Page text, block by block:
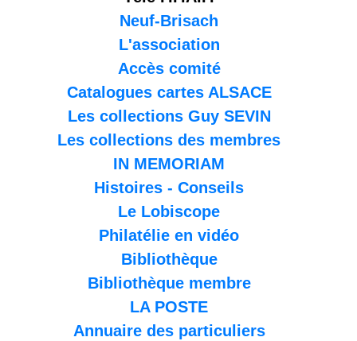
Neuf-Brisach
L'association
Accès comité
Catalogues cartes ALSACE
Les collections Guy SEVIN
Les collections des membres
IN MEMORIAM
Histoires - Conseils
Le Lobiscope
Philatélie en vidéo
Bibliothèque
Bibliothèque membre
LA POSTE
Annuaire des particuliers